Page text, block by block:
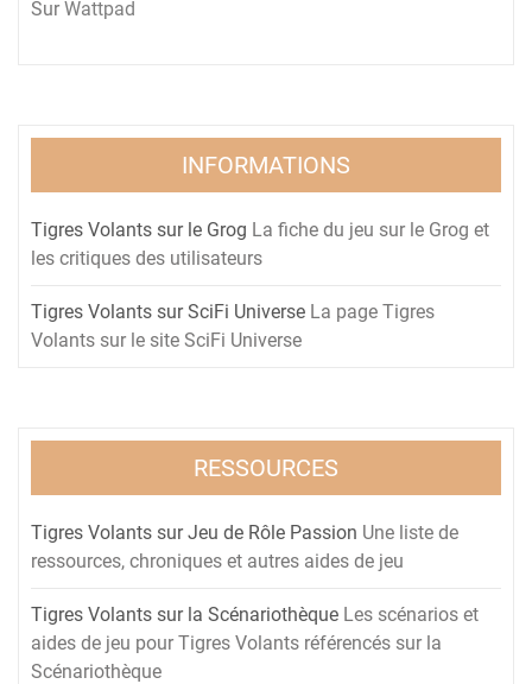
Sur Wattpad
INFORMATIONS
Tigres Volants sur le Grog La fiche du jeu sur le Grog et
les critiques des utilisateurs
Tigres Volants sur SciFi Universe La page Tigres
Volants sur le site SciFi Universe
RESSOURCES
Tigres Volants sur Jeu de Rôle Passion Une liste de
ressources, chroniques et autres aides de jeu
Tigres Volants sur la Scénariothèque Les scénarios et
aides de jeu pour Tigres Volants référencés sur la
Scénariothèque